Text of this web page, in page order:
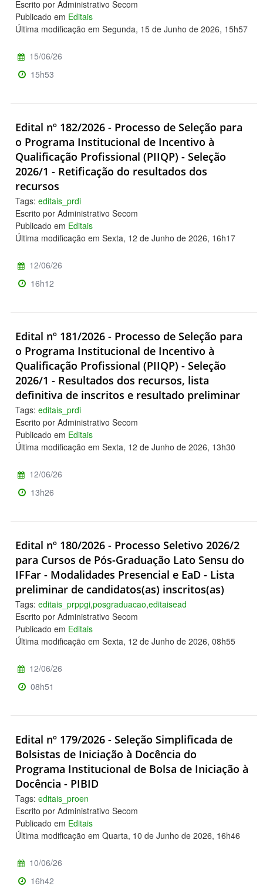
Escrito por Administrativo Secom
Publicado em Editais
Última modificação em Segunda, 15 de Junho de 2026, 15h57
15/06/26
15h53
Edital nº 182/2026 - Processo de Seleção para
o Programa Institucional de Incentivo à
Qualificação Profissional (PIIQP) - Seleção
2026/1 - Retificação do resultados dos
recursos
Tags: editais_prdi
Escrito por Administrativo Secom
Publicado em Editais
Última modificação em Sexta, 12 de Junho de 2026, 16h17
12/06/26
16h12
Edital nº 181/2026 - Processo de Seleção para
o Programa Institucional de Incentivo à
Qualificação Profissional (PIIQP) - Seleção
2026/1 - Resultados dos recursos, lista
definitiva de inscritos e resultado preliminar
Tags: editais_prdi
Escrito por Administrativo Secom
Publicado em Editais
Última modificação em Sexta, 12 de Junho de 2026, 13h30
12/06/26
13h26
Edital nº 180/2026 - Processo Seletivo 2026/2
para Cursos de Pós-Graduação Lato Sensu do
IFFar - Modalidades Presencial e EaD - Lista
preliminar de candidatos(as) inscritos(as)
Tags: editais_prppgi,posgraduacao,editaisead
Escrito por Administrativo Secom
Publicado em Editais
Última modificação em Sexta, 12 de Junho de 2026, 08h55
12/06/26
08h51
Edital nº 179/2026 - Seleção Simplificada de
Bolsistas de Iniciação à Docência do
Programa Institucional de Bolsa de Iniciação à
Docência - PIBID
Tags: editais_proen
Escrito por Administrativo Secom
Publicado em Editais
Última modificação em Quarta, 10 de Junho de 2026, 16h46
10/06/26
16h42